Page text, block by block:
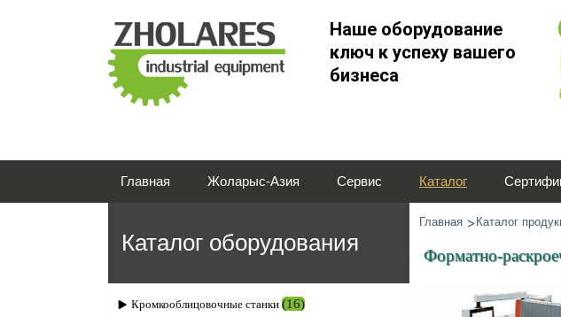
Наше оборудование
ключ к успеху вашего
бизнеса
Главная Жоларыс-Азия Сервис Каталог
Каталог оборудования
Кромкооблицовочные станки (16)
Главная Каталог
Форматно-